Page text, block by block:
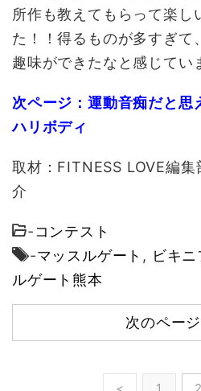
所作も教えてもらって楽し
た！！得るものが多すぎて
趣味ができたなと感じてい
次ページ：運動音痴だと思
ハリボディ
取材：FITNESS LOVE編
介
-コンテスト
-マッスルゲート , ビキ
ルゲート熊本
次のペー